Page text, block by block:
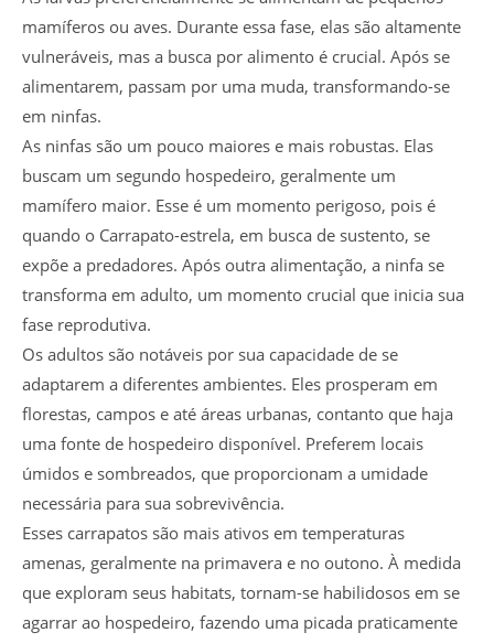
mamíferos ou aves. Durante essa fase, elas são altamente
vulneráveis, mas a busca por alimento é crucial. Após se
alimentarem, passam por uma muda, transformando-se
em ninfas.
As ninfas são um pouco maiores e mais robustas. Elas
buscam um segundo hospedeiro, geralmente um
mamífero maior. Esse é um momento perigoso, pois é
quando o Carrapato-estrela, em busca de sustento, se
expõe a predadores. Após outra alimentação, a ninfa se
transforma em adulto, um momento crucial que inicia sua
fase reprodutiva.
Os adultos são notáveis por sua capacidade de se
adaptarem a diferentes ambientes. Eles prosperam em
florestas, campos e até áreas urbanas, contanto que haja
uma fonte de hospedeiro disponível. Preferem locais
úmidos e sombreados, que proporcionam a umidade
necessária para sua sobrevivência.
Esses carrapatos são mais ativos em temperaturas
amenas, geralmente na primavera e no outono. À medida
que exploram seus habitats, tornam-se habilidosos em se
agarrar ao hospedeiro, fazendo uma picada praticamente